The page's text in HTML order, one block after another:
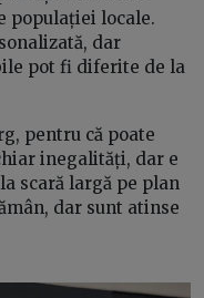
populației locale.
dar
pot fi diferite de la
pentru că poate
inegalități, dar e
scară largă pe plan
dar sunt atinse